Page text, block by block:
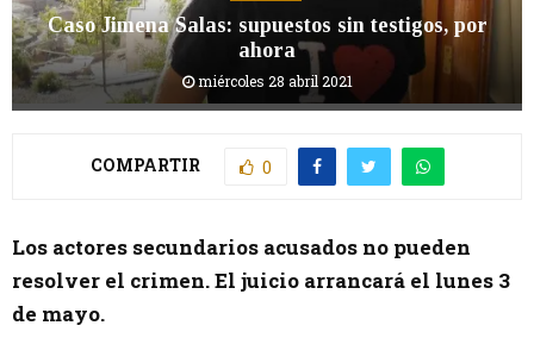
Caso Jimena Salas: supuestos sin testigos, por
ahora
miércoles 28 abril 2021
COMPARTIR 0
Los actores secundarios acusados no pueden
resolver el crimen. El juicio arrancará el lunes 3
de mayo.